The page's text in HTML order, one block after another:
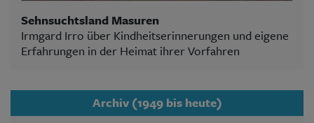
Sehnsuchtsland Masuren
Irmgard Irro über Kindheitserinnerungen und eigene
Erfahrungen in der Heimat ihrer Vorfahren
Archiv (1949 bis heute)